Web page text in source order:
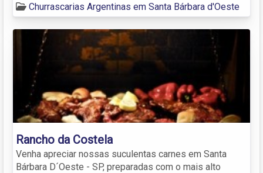
Churrascarias Argentinas em Santa Bárbara d'Oeste
Rancho da Costela
Venha apreciar nossas suculentas carnes em Santa
Bárbara D´Oeste - SP, preparadas com o mais alto